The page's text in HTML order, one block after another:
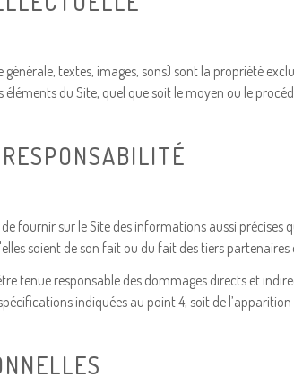
textes, images, sons) sont la propriété
du Site, quel que soit le moyen ou le
fournir sur le Site des informations aussi
soient de son fait ou du fait des tiers
tenue responsable des dommages directs et
indiquées au point 4, soit de l’apparition